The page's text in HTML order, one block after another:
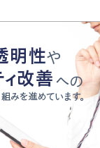
談』がランクイン［
ラー］
Book Bang
終46巻がベストセ
押し上げた18年の
描かれたマンガ」も
そうに…」高嶋政伸
暴行する役”への葛
ーターに支えられた
Bang